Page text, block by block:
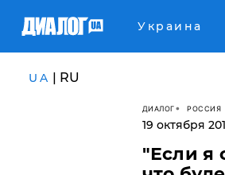
Украина
UA | RU
ДИАЛОГ РОССИЯ
19 октября
"Если я